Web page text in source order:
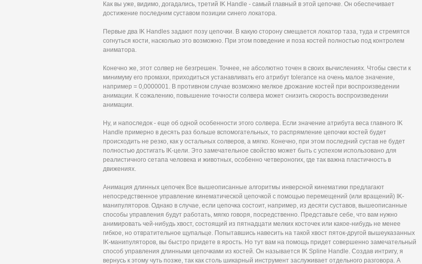
Как вы уже, видимо, догадались, третий IK Handle - самый главный в этой цепочке. Он обеспечивает
достижение последним суставом позиции синего локатора.
Первые два IK Handles задают позу цепочки. В какую сторону смещается локатор таза, туда и стремятся
согнуться кости, насколько это возможно. При этом поведение и поза костей полностью под контролем
аниматора.
Конечно же, этот солвер не безгрешен. Точнее, не абсолютно точен в своих вычислениях. Чтобы свести к
минимуму его промахи, приходиться устанавливать его атрибут tolerance на очень малое значение,
например = 0,0000001. В противном случае возможно мелкое дрожание костей при воспроизведении
анимации. К сожалению, повышение точности солвера может снизить скорость воспроизведении
анимации.
Ну, и напоследок - еще об одной особенности этого солвера. Если значение атрибута веса главного IK
Handle примерно в десять раз больше вспомогательных, то распрямление цепочки костей будет
происходить не резко, как у остальных солверов, а мягко. Конечно, при этом последний сустав не будет
полностью достигать IK-цели. Это замечательное свойство может быть с успехом использовано для
реалистичного сетапа человека и животных, особенно четвероногих, где так важна пластичность в
движениях.
Анимация длинных цепочек Все вышеописанные алгоритмы инверсной кинематики предлагают
непосредственное управление кинематической цепочкой с помощью перемещений (или вращений) IK-
манипуляторов. Однако в случае, если цепочка состоит, например, из десяти суставов, вышеописанные
способы управления будут работать, мягко говоря, посредственно. Представьте себе, что вам нужно
анимировать чей-нибудь хвост, состоящий из пятнадцати мелких косточек или какое-нибудь не менее
гибкое, но отвратительное щупальце. Попытавшись навесить на такой хвост пяток-другой вышеуказанных
IK-манипуляторов, вы быстро придете в ярость. Но тут вам на помощь придет совершенно замечательный
способ управления длинными цепочками из костей. Он называется IK Spline Handle. Создав интригу, я
вернусь к этому чуть позже, так как столь шикарный инструмент заслуживает отдельного разговора. А